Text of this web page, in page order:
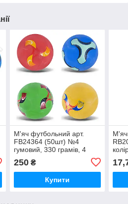
М'яч футбольний арт.
FB24364 (50шт) №4
гумовий, 330 грамів, 4
250₴
Купити
М'яч